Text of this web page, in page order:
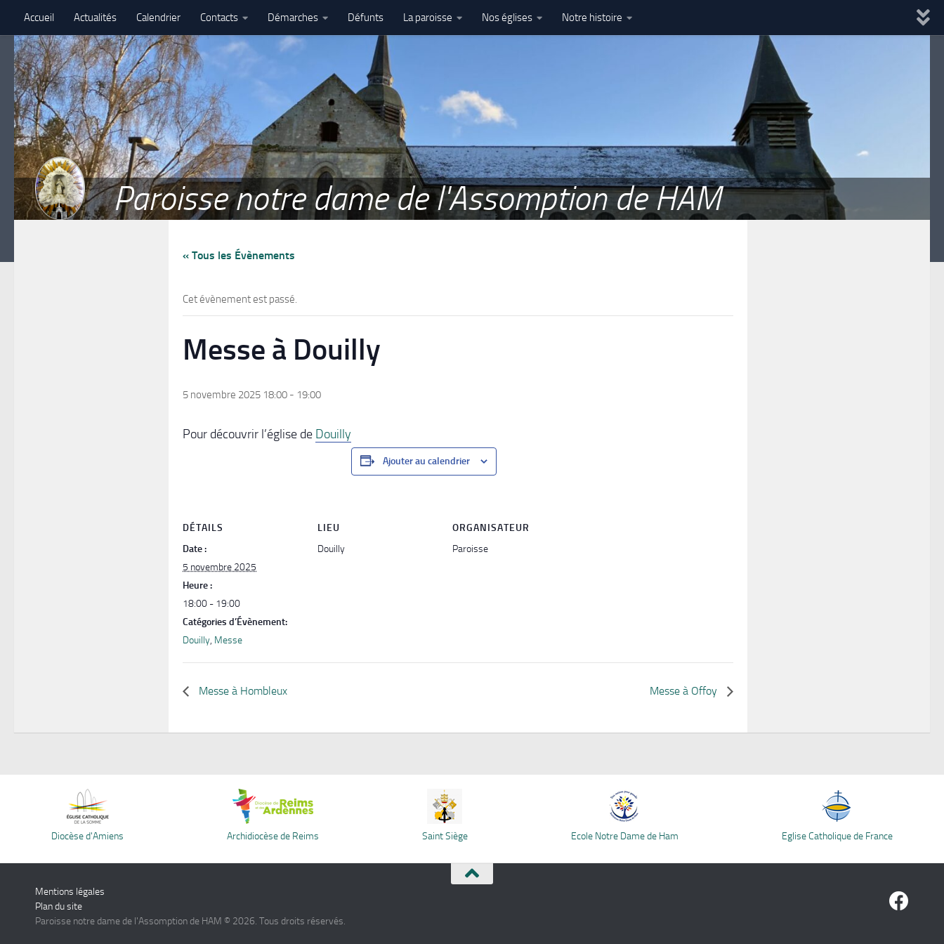
Skip to content
Accueil Actualités Calendrier Contacts Démarches Défunts La paroisse Nos églises Notre histoire
Assemblé paroissiale – 27 juin 2026 – Paroisse Notre-Dame de l’Assomption – Ham
Paroisse notre dame de l'Assomption de HAM
« Tous les Évènements
Cet évènement est passé.
Messe à Douilly
5 novembre 2025 18:00 - 19:00
Pour découvrir l’église de Douilly
Ajouter au calendrier
DÉTAILS
Date :
5 novembre 2025
Heure :
18:00 - 19:00
Catégories d’Évènement:
Douilly, Messe
LIEU
Douilly
ORGANISATEUR
Paroisse
Messe à Hombleux Messe à Offoy
Diocèse d'Amiens Archidiocèse de Reims Saint Siège Ecole Notre Dame de Ham Eglise Catholique de France
Mentions légales
Plan du site
Paroisse notre dame de l'Assomption de HAM © 2026. Tous droits réservés.